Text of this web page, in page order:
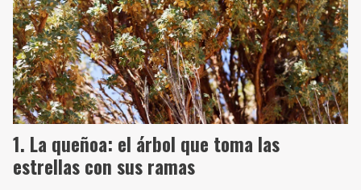
La queñoa: el árbol que toma las
estrellas con sus ramas